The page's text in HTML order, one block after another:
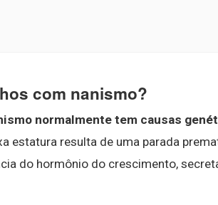
com nanismo?
normalmente tem causas
estatura resulta de uma parada
do hormônio do crescimento,